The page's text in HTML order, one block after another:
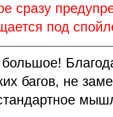
сразу
под
багов, не